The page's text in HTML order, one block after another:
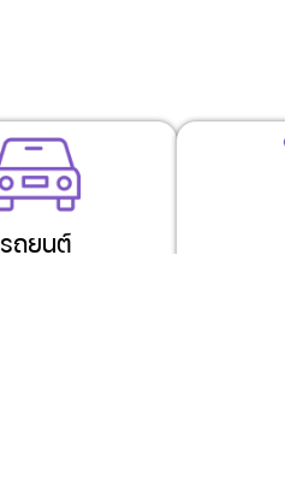
รถยนต์